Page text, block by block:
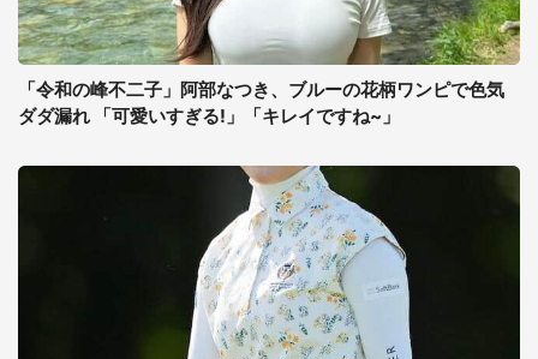
「令和の峰不二子」阿部なつき、ブルーの花柄ワンピで色気
ダダ漏れ 「可愛いすぎる!」「キレイですね~」